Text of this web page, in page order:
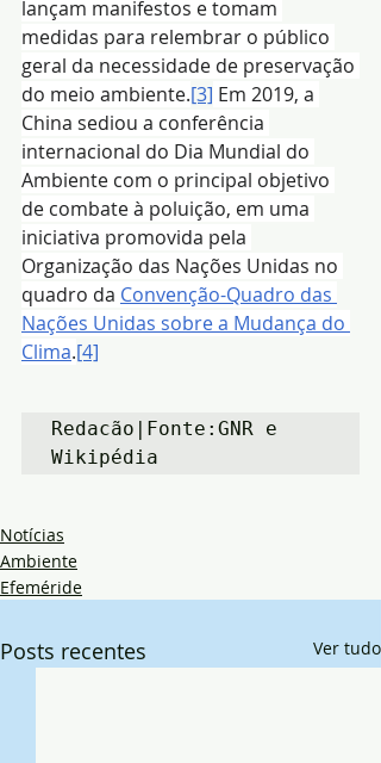
lançam manifestos e tomam
medidas para relembrar o público
geral da necessidade de preservação
do meio ambiente.[3] Em 2019, a
China sediou a conferência
internacional do Dia Mundial do
Ambiente com o principal objetivo
de combate à poluição, em uma
iniciativa promovida pela
Organização das Nações Unidas no
quadro da Convenção-Quadro das
Nações Unidas sobre a Mudança do
Clima.[4]
Redacão|Fonte:GNR e
Wikipédia
Notícias
Ambiente
Efeméride
Posts recentes Ver tudo